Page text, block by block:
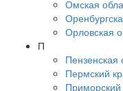
Омская
Орловская
П
Пензенская
Пермский
Приморский